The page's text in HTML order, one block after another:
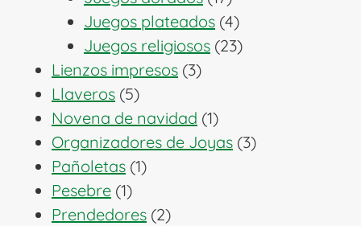
productos
Juegos plateados 44
productos
Juegos religiosos 2323
Lienzos impresos 33
Llaveros 55
productos
Novena de navidad 11
producto
Organizadores de Joyas 33
Pañoletas 11
Pesebre 11
producto
Prendedores 22